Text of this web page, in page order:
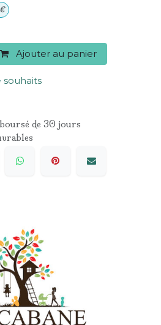
Ajouter au panier
souhaits
de 30 jours